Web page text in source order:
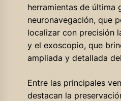
herramientas de última
neuronavegación, que
localizar con precisión
y el exoscopio, que
ampliada y detallada
Entre las principales
destacan la